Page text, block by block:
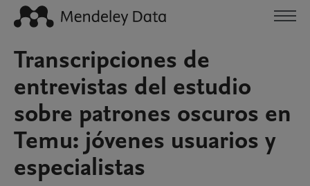
Transcripciones de
entrevistas del estudio
sobre patrones oscuros en
Temu: jóvenes usuarios y
especialistas